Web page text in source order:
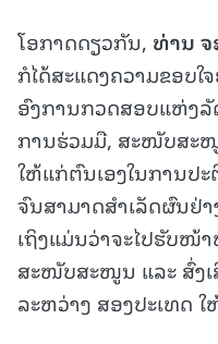
ໂອກາດດຽວກັນ, ທ່ານ ຈ
ກໍໄດ້ສະແດງຄວາມຂອບໃ
ອົງການກວດສອບແຫ່ງລັ
ການຮ່ວມມື, ສະໜັບສະ
ໃຫ້ແກ່ຕົນເອງໃນການ
ຈົນສາມາດສຳເລັດຜົນຢ່
ເຖິງແມ່ນວ່າຈະໄປຮັບໜ້
ສະໜັບສະໜູນ ແລະ ສົ່ງ
ລະຫວ່າງ ສອງປະເທດ